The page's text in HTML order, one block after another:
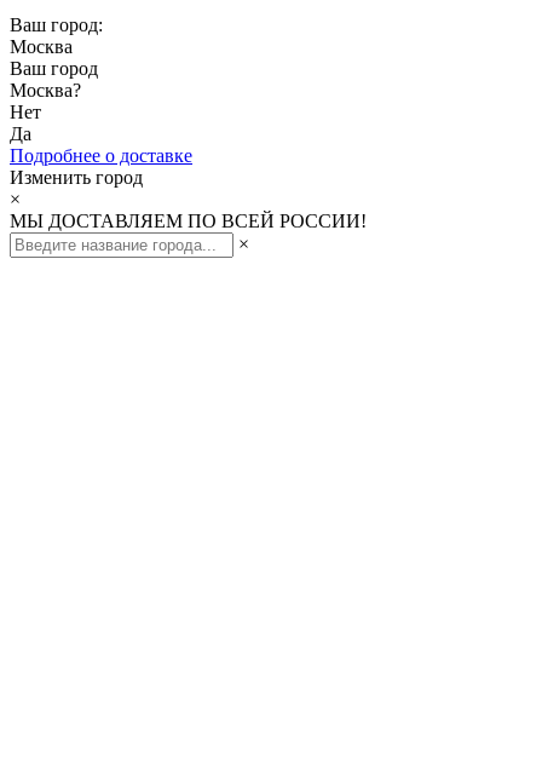
Ваш город:
Москва
Ваш город
Москва?
Нет
Да
Подробнее о доставке
Изменить город
×
МЫ ДОСТАВЛЯЕМ ПО ВСЕЙ РОССИИ!
×